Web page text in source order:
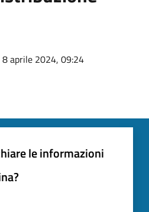
8 aprile 2024, 09:24
le informazioni